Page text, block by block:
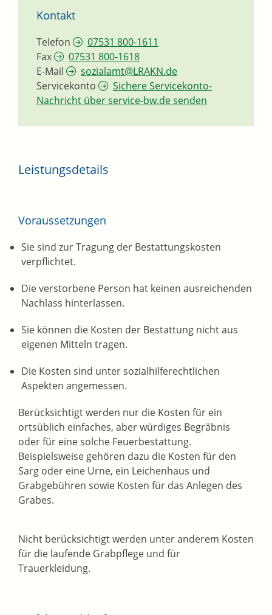
Kontakt
Telefon
07531 800-1611
Fax
07531 800-1618
E-Mail
sozialamt@LRAKN.de
Servicekonto
Sichere Servicekonto-
Nachricht über service-bw.de senden
Leistungsdetails
Voraussetzungen
Sie sind zur Tragung der Bestattungskosten
verpflichtet.
Die verstorbene Person hat keinen ausreichenden
Nachlass hinterlassen.
Sie können die Kosten der Bestattung nicht aus
eigenen Mitteln tragen.
Die Kosten sind unter sozialhilferechtlichen
Aspekten angemessen.
Berücksichtigt werden nur die Kosten für ein
ortsüblich einfaches, aber würdiges Begräbnis
oder für eine solche Feuerbestattung.
Beispielsweise gehören dazu die Kosten für den
Sarg oder eine Urne, ein Leichenhaus und
Grabgebühren sowie Kosten für das Anlegen des
Grabes.
Nicht berücksichtigt werden unter anderem Kosten
für die laufende Grabpflege und für
Trauerkleidung.